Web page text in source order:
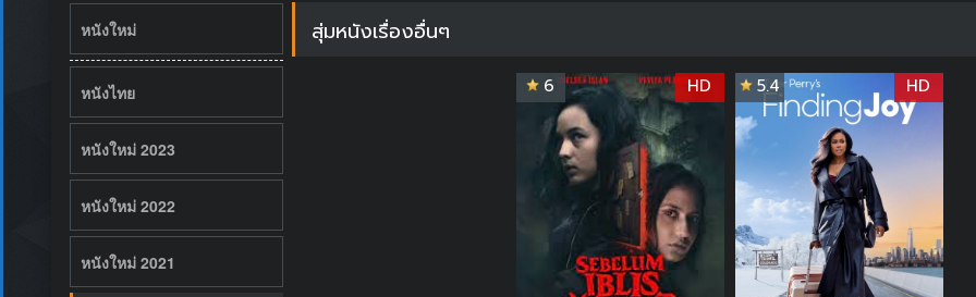
หนังใหม่
หนังไทย
หนังใหม่ 2023
หนังใหม่ 2022
หนังใหม่ 2021
สุ่มหนังเรื่องอื่นๆ
6 HD 5.4 HD